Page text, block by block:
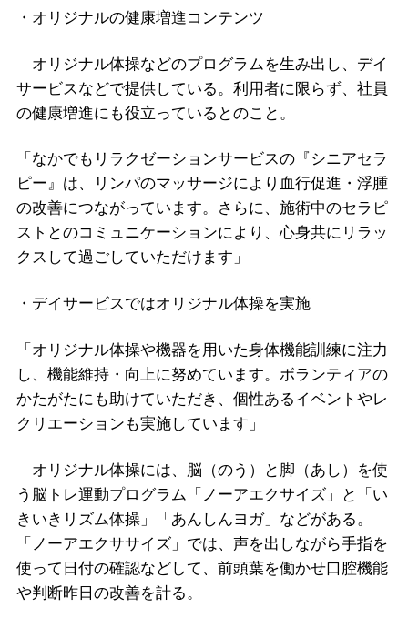
・オリジナルの健康増進コンテンツ
オリジナル体操などのプログラムを生み出し、デイ
サービスなどで提供している。利用者に限らず、社員
の健康増進にも役立っているとのこと。
「なかでもリラクゼーションサービスの『シニアセラ
ピー』は、リンパのマッサージにより血行促進・浮腫
の改善につながっています。さらに、施術中のセラピ
ストとのコミュニケーションにより、心身共にリラッ
クスして過ごしていただけます」
・デイサービスではオリジナル体操を実施
「オリジナル体操や機器を用いた身体機能訓練に注力
し、機能維持・向上に努めています。ボランティアの
かたがたにも助けていただき、個性あるイベントやレ
クリエーションも実施しています」
オリジナル体操には、脳（のう）と脚（あし）を使
う脳トレ運動プログラム「ノーアエクサイズ」と「い
きいきリズム体操」「あんしんヨガ」などがある。
「ノーアエクササイズ」では、声を出しながら手指を
使って日付の確認などして、前頭葉を働かせ口腔機能
や判断昨日の改善を計る。